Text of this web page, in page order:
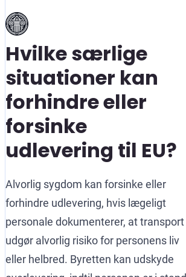
Hvilke særlige
situationer kan
forhindre eller
forsinke
udlevering til EU?
Alvorlig sygdom kan forsinke eller
forhindre udlevering, hvis lægeligt
personale dokumenterer, at transport
udgør alvorlig risiko for personens liv
eller helbred. Byretten kan udskyde